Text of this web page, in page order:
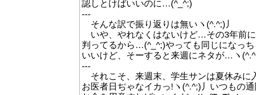
認しとけばいいのに…(^_^;)
---
そんな訳で振り返りは無いヽ(^.^;)丿
いや、やれなくはないけど…その3年前
判ってるから…(^_^;)やっても同じになっ
いいけど、そーすると来週にネタが…ヽ
---
それこそ、来週末、学生サンは夏休み
お医者日ぢゃなイカっ!ヽ(^.^;)丿いつもの